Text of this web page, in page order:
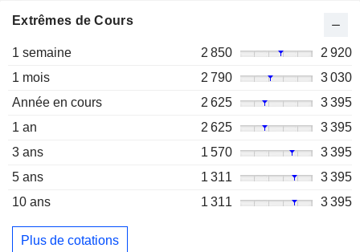
Extrêmes de Cours
1 semaine 2 850
2 920
1 mois
2 790
3 030
Année en cours
2 625
3 395
1 an
2 625
3 395
3 ans
1 570
3 395
5 ans
1 311
3 395
10 ans
1 311 3 395
Plus de cotations